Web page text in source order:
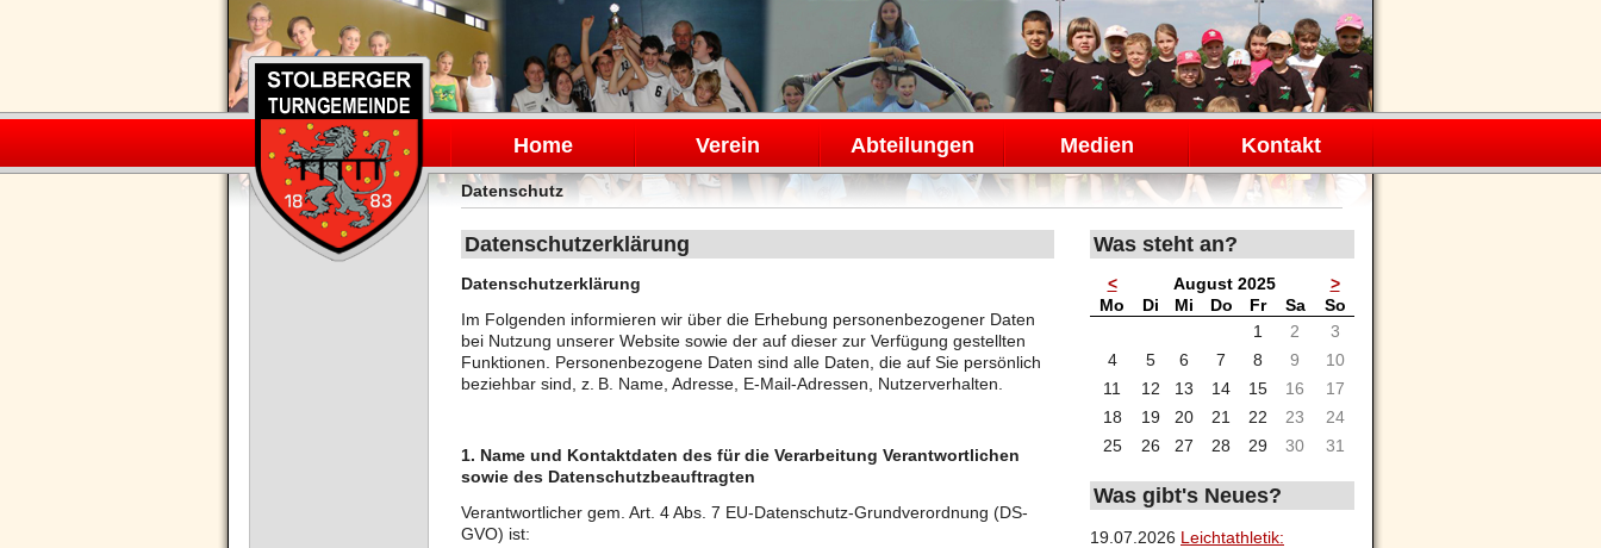
Navigation
überspringen
Home Verein Abteilungen Medien Kontakt
Datenschutz
Datenschutzerklärung
Datenschutzerklärung
Im Folgenden informieren wir über die Erhebung personenbezogener Daten
bei Nutzung unserer Website sowie der auf dieser zur Verfügung gestellten
Funktionen. Personenbezogene Daten sind alle Daten, die auf Sie persönlich
beziehbar sind, z. B. Name, Adresse, E-Mail-Adressen, Nutzerverhalten.
1. Name und Kontaktdaten des für die Verarbeitung Verantwortlichen
sowie des Datenschutzbeauftragten
Verantwortlicher gem. Art. 4 Abs. 7 EU-Datenschutz-Grundverordnung (DS-
GVO) ist:
Was steht an?
< August 2025
>
Mo ntag
Di enstag
Mi ttwoch
Donnerstag
Freitag
Samstag
Sonntag
1
2
3
4
5 6 7 8 9
10
11
12 13 14 15 16
17
18
19 20 21 22 23
24
25
26 27 28 29 30 31
Was gibt's Neues?
19.07.2026 Leichtathletik: